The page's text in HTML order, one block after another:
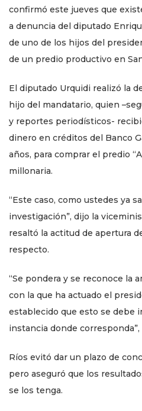
confirmó este jueves que
a denuncia del diputado
de uno de los hijos del
de un predio productivo en
El diputado Urquidi realizó la
hijo del mandatario, quien
y reportes periodísticos-
dinero en créditos del Banco
años, para comprar el predio
millonaria.
“Este caso, como ustedes ya
investigación”, dijo la
resaltó la actitud de apertura
respecto.
“Se pondera y se reconoce la
con la que ha actuado el
establecido que esto se debe
instancia donde corresponda”,
Ríos evitó dar un plazo de
pero aseguró que los
se los tenga.